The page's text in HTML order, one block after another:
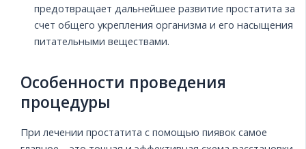
предотвращает дальнейшее развитие простатита за
счет общего укрепления организма и его насыщения
питательными веществами.
Особенности проведения
процедуры
При лечении простатита с помощью пиявок самое